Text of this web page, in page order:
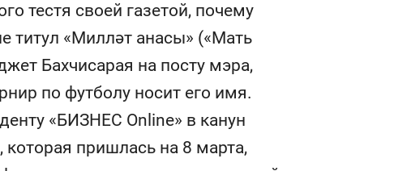
тестя своей газетой, почему
титул «Милләт анасы» («Мать
Бахчисарая на посту мэра,
по футболу носит его имя.
«БИЗНЕС Online» в канун
пришлась на 8 марта,
«Фороса»:
невроз» –
человек не считает
Дизайнер-прораб Наталья
Наседкина: «Ремонт вместе
с мебелью за 2 миллиона –